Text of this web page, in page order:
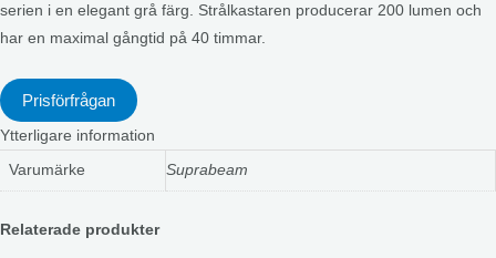
serien i en elegant grå färg. Strålkastaren producerar 200 lumen och
har en maximal gångtid på 40 timmar.
Prisförfrågan
Ytterligare information
Varumärke Suprabeam
Relaterade produkter